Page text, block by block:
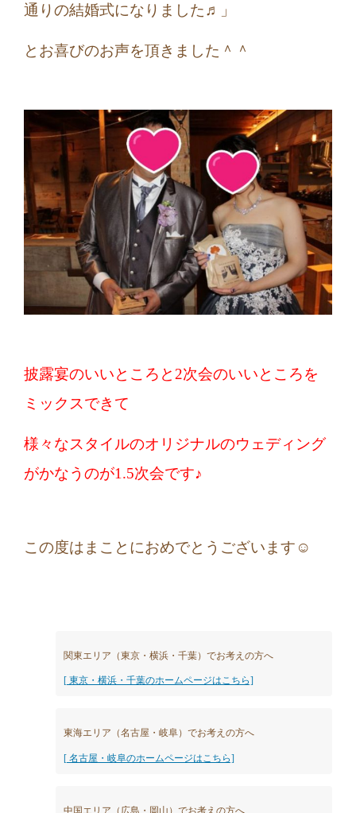
通りの結婚式になりました♬」
とお喜びのお声を頂きました＾＾
披露宴のいいところと2次会のいいところを
ミックスできて
様々なスタイルのオリジナルのウェディング
がかなうのが1.5次会です♪
この度はまことにおめでとうございます☺
関東エリア（東京・横浜・千葉）でお考えの方へ
[ 東京・横浜・千葉のホームページはこちら]
東海エリア（名古屋・岐阜）でお考えの方へ
[ 名古屋・岐阜のホームページはこちら]
中国エリア（広島・岡山）でお考えの方へ